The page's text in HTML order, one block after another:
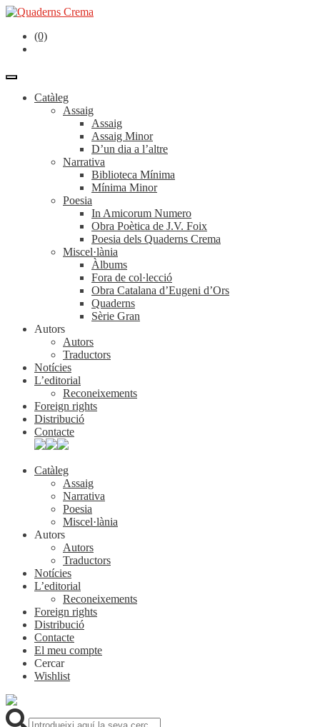
(0)
Catàleg
Assaig
Assaig
Assaig Minor
D’un dia a l’altre
Narrativa
Biblioteca Mínima
Mínima Minor
Poesia
In Amicorum Numero
Obra Poètica de J.V. Foix
Poesia dels Quaderns Crema
Miscel·lània
Àlbums
Fora de col·lecció
Obra Catalana d’Eugeni d’Ors
Quaderns
Sèrie Gran
Autors
Autors
Traductors
Notícies
L’editorial
Reconeixements
Foreign rights
Distribució
Contacte
Catàleg
Assaig
Narrativa
Poesia
Miscel·lània
Autors
Autors
Traductors
Notícies
L’editorial
Reconeixements
Foreign rights
Distribució
Contacte
El meu compte
Cercar
Wishlist